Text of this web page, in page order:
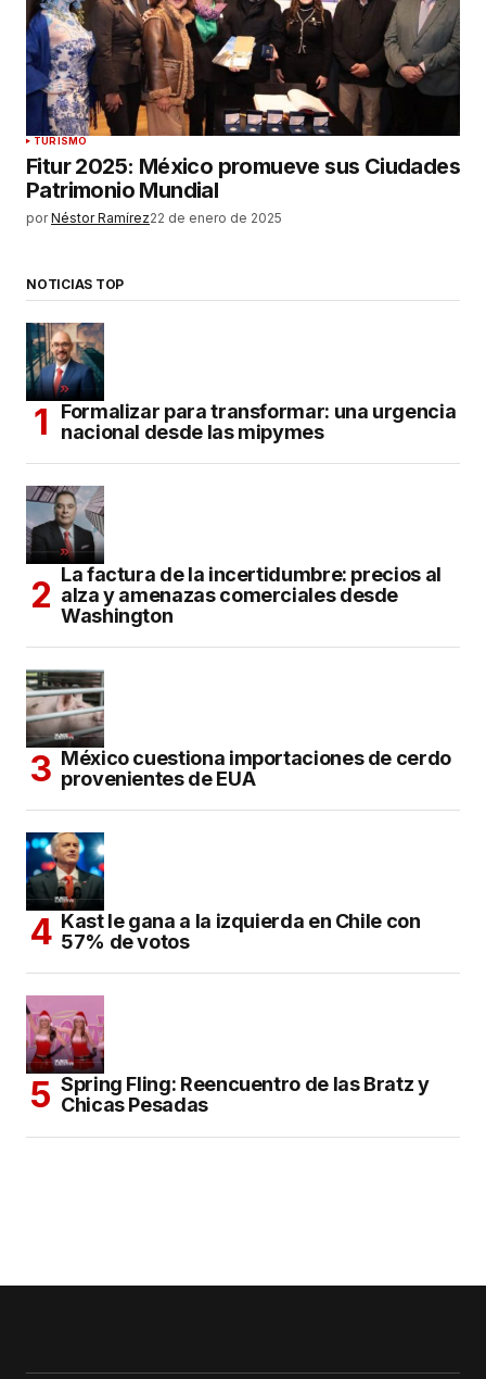
TURISMO
Fitur 2025: México promueve sus Ciudades
Patrimonio Mundial
por Néstor Ramírez22 de enero de 2025
NOTICIAS TOP
Formalizar para transformar: una urgencia
nacional desde las mipymes
La factura de la incertidumbre: precios al
alza y amenazas comerciales desde
Washington
México cuestiona importaciones de cerdo
provenientes de EUA
Kast le gana a la izquierda en Chile con
57% de votos
Spring Fling: Reencuentro de las Bratz y
Chicas Pesadas